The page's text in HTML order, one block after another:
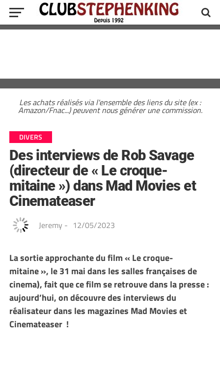
Les achats réalisés via l'ensemble des liens du site (ex :
Amazon/Fnac...) peuvent nous générer une commission.
DIVERS
Des interviews de Rob Savage
(directeur de « Le croque-
mitaine ») dans Mad Movies et
Cinemateaser
Jeremy - 12/05/2023
La sortie approchante du film « Le croque-
mitaine », le 31 mai dans les salles françaises de
cinema), fait que ce film se retrouve dans la presse :
aujourd’hui, on découvre des interviews du
réalisateur dans les magazines Mad Movies et
Cinemateaser !